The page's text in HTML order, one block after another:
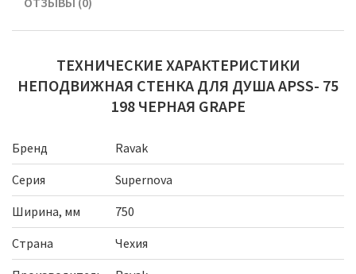
ТЕХНИЧЕСКИЕ ХАРАКТЕРИСТИКИ
НЕПОДВИЖНАЯ СТЕНКА ДЛЯ ДУША APSS- 75
198 ЧЕРНАЯ GRAPE
Бренд
Ravak
Серия
Supernova
Ширина, мм
750
Страна
Чехия